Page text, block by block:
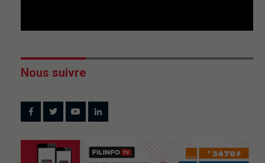
Nous suivre